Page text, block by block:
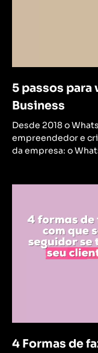
5 passos
Business
Desde 2018 o
empreendedor e
da empresa: o
4 Formas de